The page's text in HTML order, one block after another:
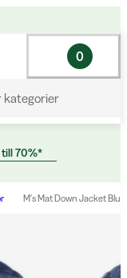
kategorier
0
70%*
M's Mat Down Jacket